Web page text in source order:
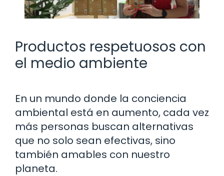
Productos respetuosos con
el medio ambiente
En un mundo donde la conciencia
ambiental está en aumento, cada vez
más personas buscan alternativas
que no solo sean efectivas, sino
también amables con nuestro
planeta.